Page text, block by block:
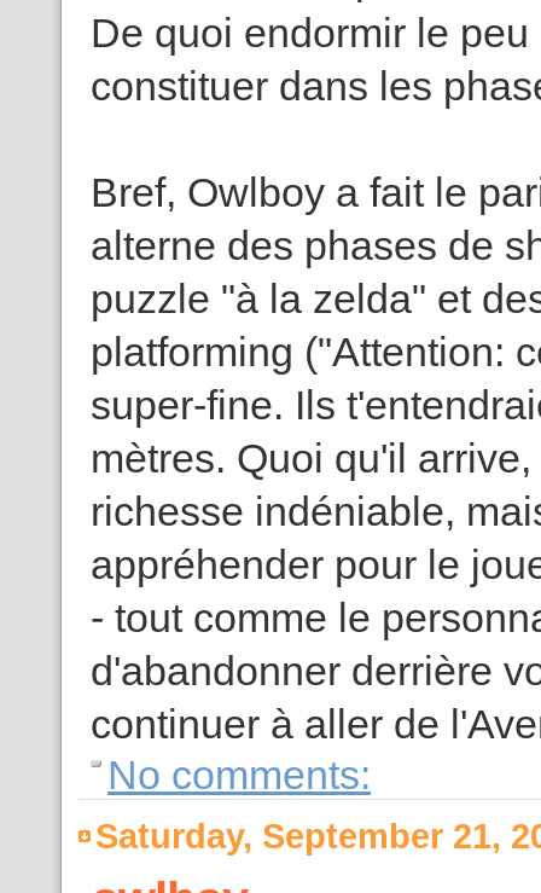
De quoi endormir le
constituer dans les
Bref, Owlboy a fait le
alterne des phases de
puzzle "à la zelda" et
platforming ("Attention:
super-fine. Ils
mètres. Quoi qu'il
richesse indéniable,
appréhender pour le
- tout comme le
d'abandonner derrière
continuer à aller de
No comments:
Saturday, September 21,